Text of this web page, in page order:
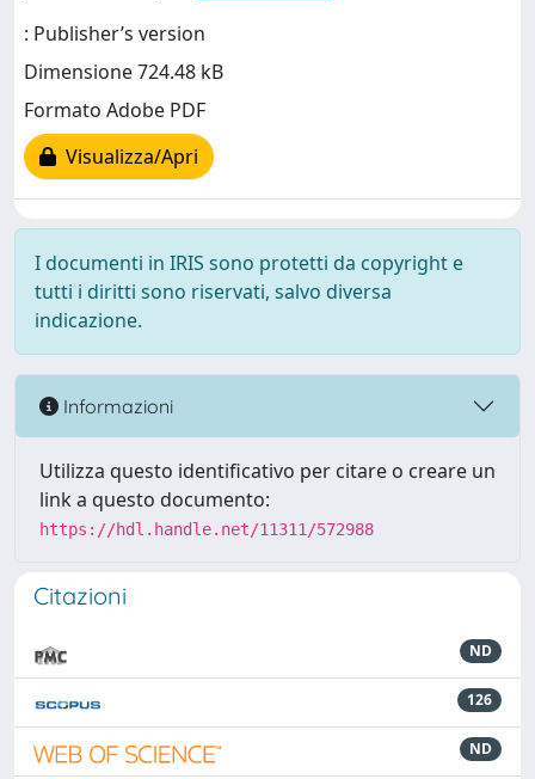
: Publisher’s version
Dimensione 724.48 kB
Formato Adobe PDF
Visualizza/Apri
I documenti in IRIS sono protetti da copyright e
tutti i diritti sono riservati, salvo diversa
indicazione.
Informazioni
Utilizza questo identificativo per citare o creare un
link a questo documento:
https://hdl.handle.net/11311/572988
Citazioni
ND
126
ND